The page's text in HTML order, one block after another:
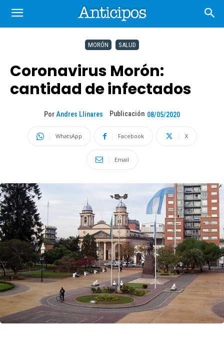
MORÓN SALUD
Coronavirus Morón:
cantidad de infectados
Por Andres Llinares Publicación 08/05/2020
WhatsApp Facebook X
Email